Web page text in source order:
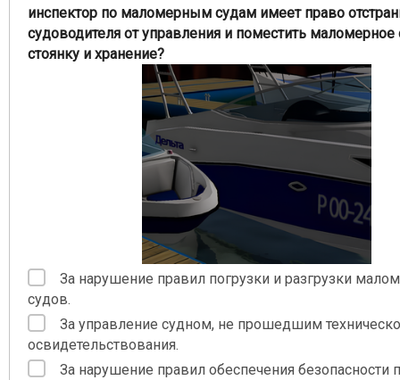
инспектор по маломерным судам имеет право
судоводителя от управления и поместить маломерное
стоянку и хранение?
За нарушение правил погрузки и разгрузки
судов.
За управление судном, не прошедшим
освидетельствования.
За нарушение правил обеспечения безопасности